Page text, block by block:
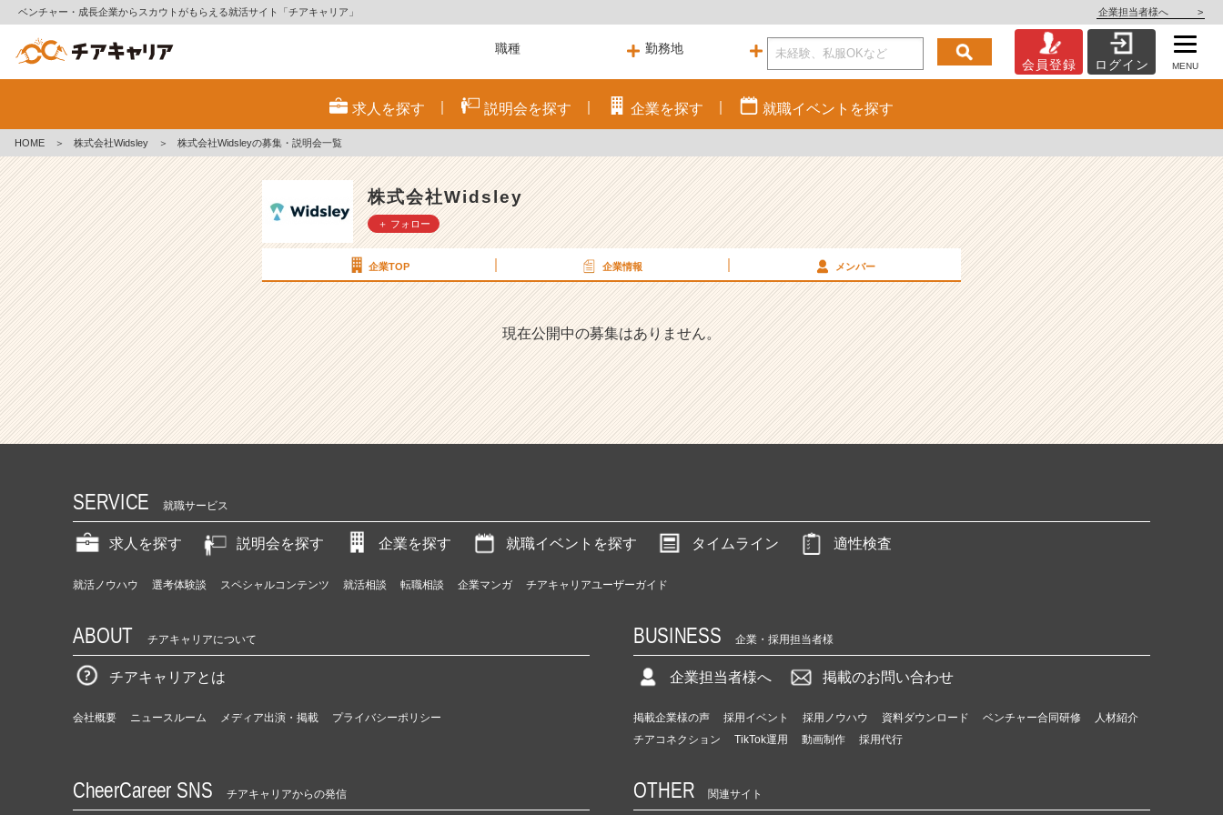
ベンチャー・成長企業からスカウトがもらえる就活サイト「チアキャリア」 企業担当者様へ >
社
W
長】
許
得
の
品
が
テ
ク
会員登録 ログイン MENU
求人を探す 説明会を探す 企業を探す 就職イベント を探す
HOME ＞ 株式会社Widsley ＞ 株式会社Widsleyの募集・説明会一覧
株式会社Widsley
＋ フォロー
企業TOP 企業情報 メンバー
現在公開中の募集はありません。
SERVICE 就職サービス
求人を探す 説明会を探す 企業を探す 就職イベントを探す タイムライン 適性検査
就活ノウハウ 選考体験談 スペシャルコンテンツ 就活相談 転職相談 企業マンガ チアキャリアユーザーガイド
ABOUT チアキャリアについて
チアキャリアとは
会社概要 ニュースルーム メディア出演・掲載 プライバシーポリシー
BUSINESS 企業・採用担当者様
企業担当者様へ 掲載のお問い合わせ
掲載企業様の声 採用イベント 採用ノウハウ 資料ダウンロード ベンチャー合同研修
人材紹介
チアコネクション
TikTok運用 動画制作 採用代行
CheerCareer SNS チアキャリアからの発信 OTHER 関連サイト